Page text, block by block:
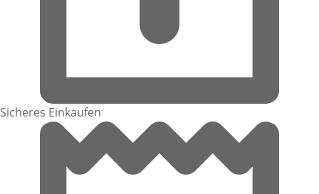
Sicheres Einkaufen